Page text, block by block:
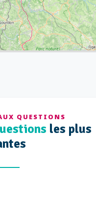
QUESTIONS
les plus